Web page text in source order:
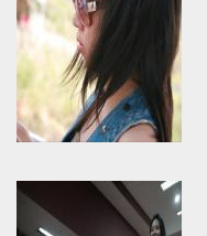
Warning: Use of undefined
constant article_topic -
assumed 'article_topic' (this